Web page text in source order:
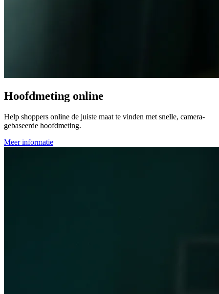
Hoofdmeting online
Help shoppers online de juiste maat te vinden met snelle, camera-
gebaseerde hoofdmeting.
Meer informatie